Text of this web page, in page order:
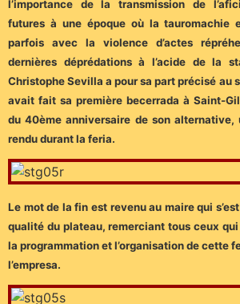
l’importance de la transmission de
futures à une époque où la tauromachie
parfois avec la violence d’actes
dernières déprédations à l’acide de la
Christophe Sevilla a pour sa part précisé au
avait fait sa première becerrada à Saint-
du 40ème anniversaire de son alternative,
rendu durant la feria.
Le mot de la fin est revenu au maire qui
qualité du plateau, remerciant tous ceux
la programmation et l’organisation de cette
l’empresa.